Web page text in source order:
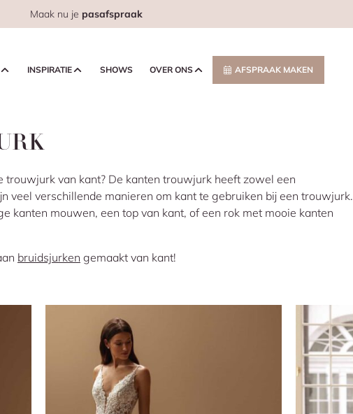
Maak nu je pasafspraak
INSPIRATIE SHOWS OVER ONS AFSPRAAK MAKEN
trouwjurk van kant? De kanten trouwjurk heeft zowel een
veel verschillende manieren om kant te gebruiken bij een trouwjurk.
kanten mouwen, een top van kant, of een rok met mooie kanten
bruidsjurken gemaakt van kant!